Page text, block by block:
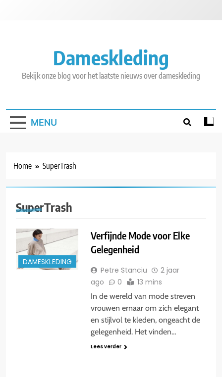
Dameskleding
Bekijk onze blog voor het laatste nieuws over dameskleding
MENU
Home SuperTrash
SuperTrash
DAMESKLEDING
Verfijnde Mode voor Elke
Gelegenheid
Petre Stanciu
2 jaar
ago
0 13 mins
In de wereld van mode streven
vrouwen ernaar om zich elegant
en stijlvol te kleden, ongeacht de
gelegenheid. Het vinden…
Lees verder